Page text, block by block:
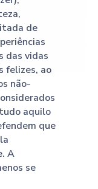
de
das vidas
felizes, ao
não-
aquilo
que
A
se